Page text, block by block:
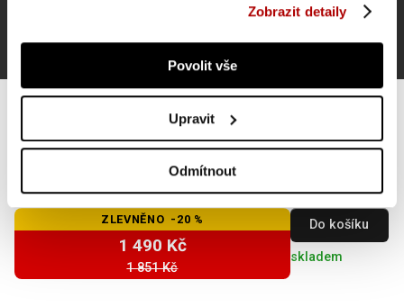
Zobrazit detaily
Povolit vše
Upravit
Odmítnout
MOVIT Boxovací sada pro dospělé, bílá
ZLEVNĚNO -20 %
1 490 Kč
1 851 Kč
Do košíku
skladem